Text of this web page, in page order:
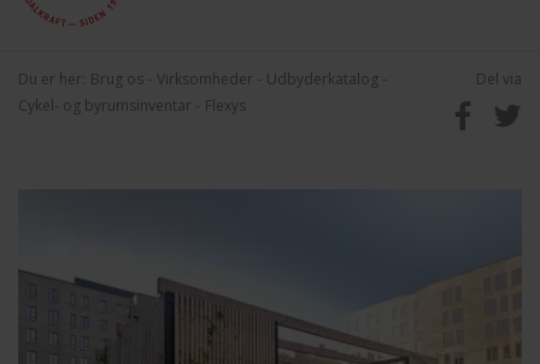
Du er her: Brug os Virksomheder
Udbyderkatalog
Cykel- og byrumsinventar
Flexys
Del via